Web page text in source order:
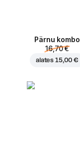
Pärnu kombo
16,70 €
alates 15,00 €